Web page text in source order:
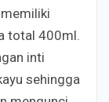
total 400ml.
inti
sehingga